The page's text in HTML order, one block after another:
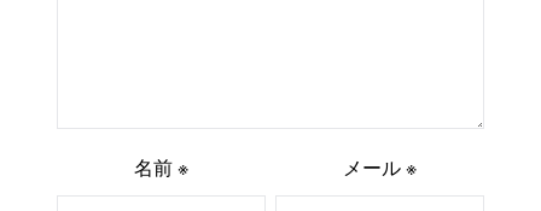
名前※ メール ※